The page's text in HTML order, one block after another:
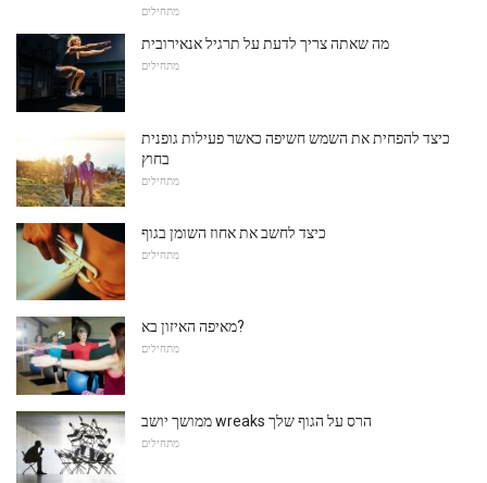
מתחילים
מה שאתה צריך לדעת על תרגיל אנאירובית
מתחילים
כיצד להפחית את השמש חשיפה כאשר פעילות גופנית
בחוץ
מתחילים
כיצד לחשב את אחוז השומן בגוף
מתחילים
מאיפה האיזון בא?
מתחילים
ממושך יושב wreaks הרס על הגוף שלך
מתחילים